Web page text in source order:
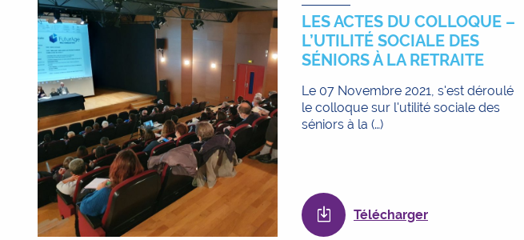
LES ACTES DU COLLOQUE –
L’UTILITÉ SOCIALE DES
SÉNIORS À LA RETRAITE
Le 07 Novembre 2021, s'est déroulé
le colloque sur l'utilité sociale des
séniors à la (…)
Télécharger